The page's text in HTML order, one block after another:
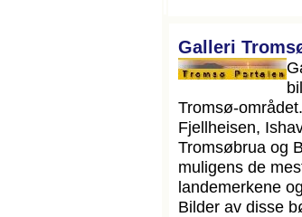
Galleri
Tromsø-
Fjellheisen,
Tromsøbrua og
muligens de
landemerkene
Bilder av disse